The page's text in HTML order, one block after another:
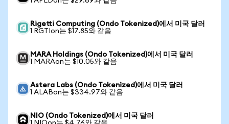
Rigetti Computing (Ondo Tokenized)에서 미국 달러
1 RGTIon는 $17.85와 같음
MARA Holdings (Ondo Tokenized)에서 미국 달러
1 MARAon는 $10.05와 같음
Astera Labs (Ondo Tokenized)에서 미국 달러
1 ALABon는 $334.97와 같음
NIO (Ondo Tokenized)에서 미국 달러